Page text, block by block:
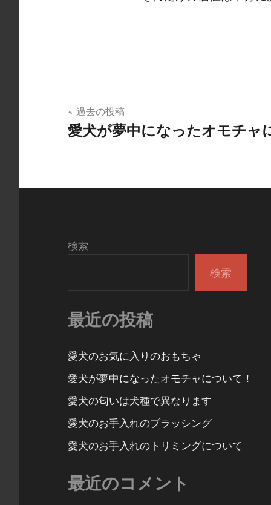
投
稿
ビ
シ
過去の投稿
愛犬が夢中になったオモチャ
検索
検索
最近の投稿
愛犬のお気に入りのおもちゃ
愛犬が夢中になったオモチャについて！
愛犬の匂いは犬種で異なります
愛犬のお手入れのブラッシング
愛犬のお手入れのトリミングについて
最近のコメント